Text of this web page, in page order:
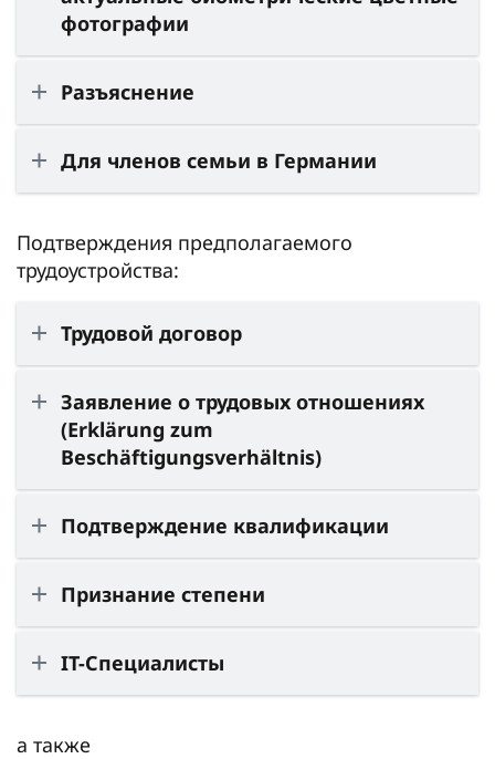
фотографии
Разъяснение
Для членов семьи в Германии
Подтверждения предполагаемого
трудоустройства:
Трудовой договор
Заявление о трудовых отношениях
(Erklärung zum
Beschäftigungsverhältnis)
Подтверждение квалификации
Признание степени
IT-Специалисты
а также